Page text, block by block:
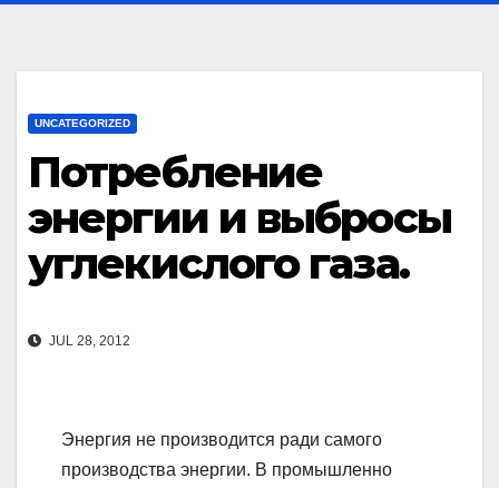
UNCATEGORIZED
Потребление
энергии и выбросы
углекислого газа.
JUL 28, 2012
Энергия не производится ради самого
производства энергии. В промышленно